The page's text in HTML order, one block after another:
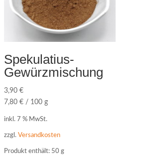
Spekulatius-
Gewürzmischung
3,90 €
7,80 €/ 100 g
inkl. 7 % MwSt.
zzgl. Versandkosten
Produkt enthält: 50 g